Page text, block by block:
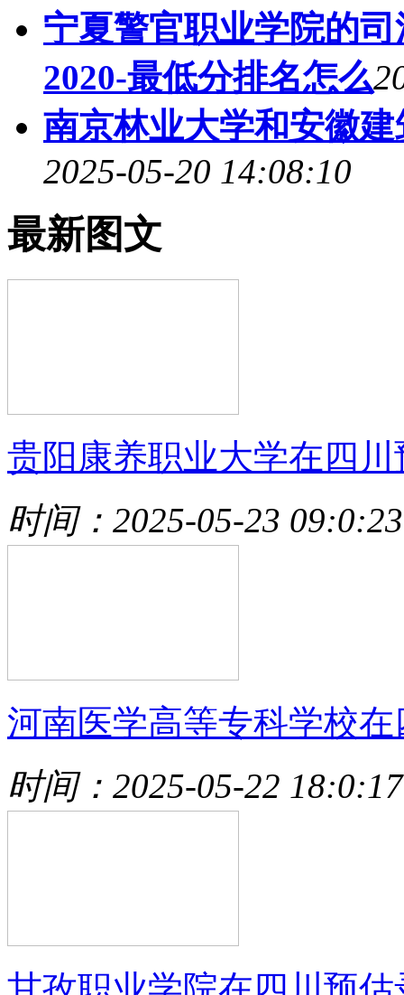
宁夏警官职业学院的
2020-最低分排名怎么
南京林业大学和安徽
2025-05-20 14:08:10
最新图文
贵阳康养职业大学在四川
时间：2025-05-23 09:0:23
河南医学高等专科学校在
时间：2025-05-22 18:0:17